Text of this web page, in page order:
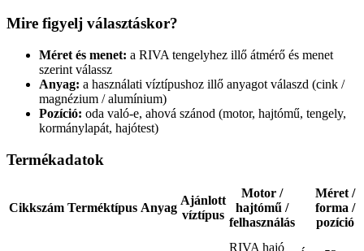
Mire figyelj választáskor?
Méret és menet: a RIVA tengelyhez illő átmérő és menet
szerint válassz
Anyag: a használati víztípushoz illő anyagot válaszd (cink /
magnézium / alumínium)
Pozíció: oda való-e, ahová szánod (motor, hajtómű, tengely,
kormánylapát, hajótest)
Termékadatok
Cikkszám Terméktípus Anyag
Ajánlott
víztípus
Motor /
hajtómű /
felhasználás
Méret /
forma /
pozíció
RIVA hajó